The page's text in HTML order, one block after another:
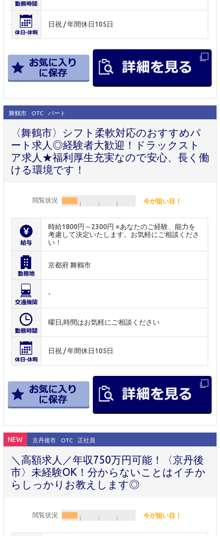
日祝 / 年間休日105日
舞鶴市 OTC パート
〈舞鶴市〉シフト柔軟対応のおすすめパ
ート求人◎経験者大歓迎！ドラックスト
ア求人★福利厚生充実なので安心、長く働
ける環境です！
閲覧状況 今が狙い目！
時給1800円～2300円 ※あなたのご経験、能力を
考慮して決定いたします。お気軽にご相談くださ
い！
京都府 舞鶴市
-
曜日,時間はお気軽にご相談ください
日祝 / 年間休日105日
NEW 京丹後市 OTC 正社員
＼高額求人／年収750万円可能！〈京丹後
市〉未経験OK！分からないことはイチか
らしっかりお教えします◎
閲覧状況 今が狙い目！